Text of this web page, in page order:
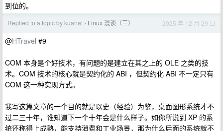
到位的。
Replied to a topic by kuanat › Linux 漫谈（三） 2025 年 12 月 29 日
@HTravel #9
COM 本身是个好技术，有问题的是建立在其之上的 OLE 之类的技
术。COM 技术的核心就是契约化的 ABI ，但契约化 ABI 不一定只有
COM 这一种实现方式。
我写这篇文章的一个目的就是以史（经验）为鉴，桌面图形系统才不
过二三十年，谁知道下一个十年会是什么样子。如你所说到 XP 的系
统还称得上成熟，能支持消费和工业场景，那为什么后面的系统就不